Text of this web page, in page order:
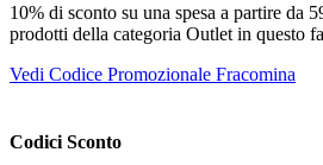
10% di sconto su una spesa a partire da
prodotti della categoria Outlet in questo
Vedi Codice Promozionale Fracomina
Codici Sconto